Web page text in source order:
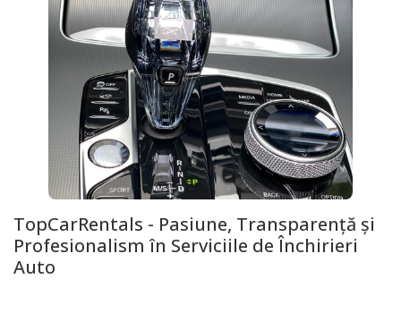
TopCarRentals - Pasiune, Transparență și
Profesionalism în Serviciile de Închirieri
Auto